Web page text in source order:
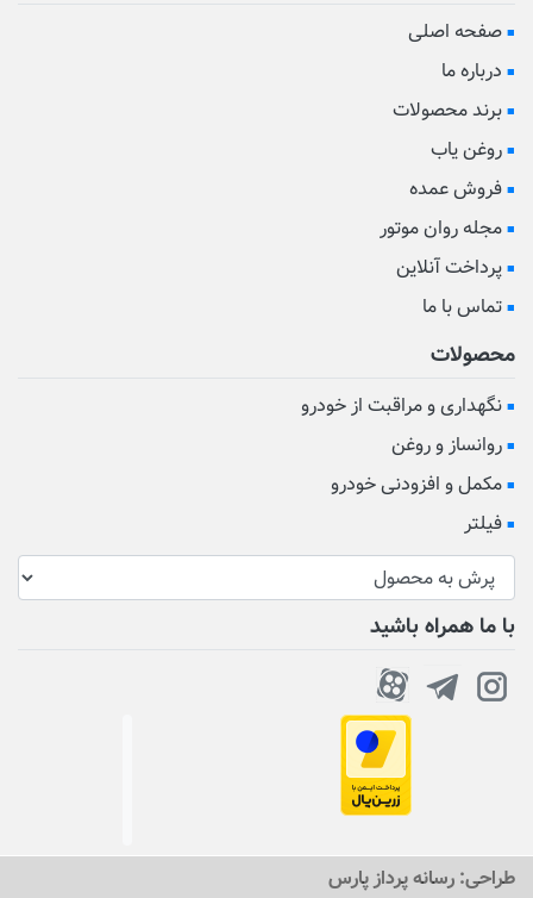
صفحه اصلی
درباره ما
برند محصولات
روغن یاب
فروش عمده
مجله روان موتور
پرداخت آنلاین
تماس با ما
محصولات
نگهداری و مراقبت از خودرو
روانساز و روغن
مکمل و افزودنی خودرو
فیلتر
با ما همراه باشید
طراحی: رسانه پرداز پارس